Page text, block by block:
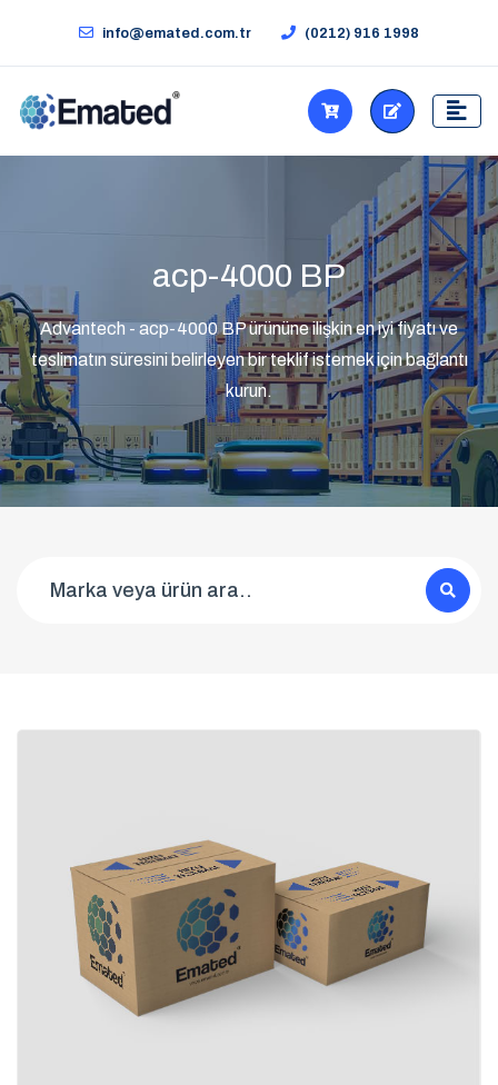
info@emated.com.tr (0212) 916 1998
acp-4000 BP
Advantech - acp-4000 BP ürününe ilişkin en iyi fiyatı ve
teslimatın süresini belirleyen bir teklif istemek için bağlantı
kurun.